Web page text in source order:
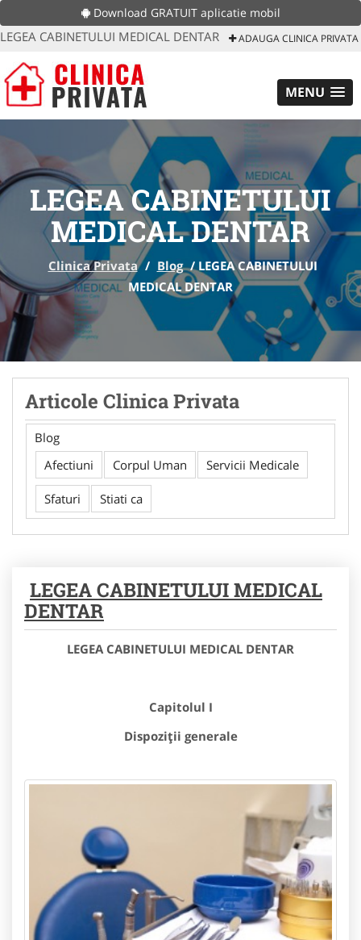
Download GRATUIT aplicatie mobil
LEGEA CABINETULUI MEDICAL DENTAR ADAUGA CLINICA PRIVATA
MENU
LEGEA CABINETULUI
MEDICAL DENTAR
Clinica Privata / Blog /LEGEA CABINETULUI
MEDICAL DENTAR
Articole Clinica Privata
Blog
Afectiuni
Corpul Uman Servicii Medicale
Sfaturi Stiati ca
LEGEA CABINETULUI MEDICAL
DENTAR
LEGEA CABINETULUI MEDICAL DENTAR
Capitolul I
Dispoziţii generale